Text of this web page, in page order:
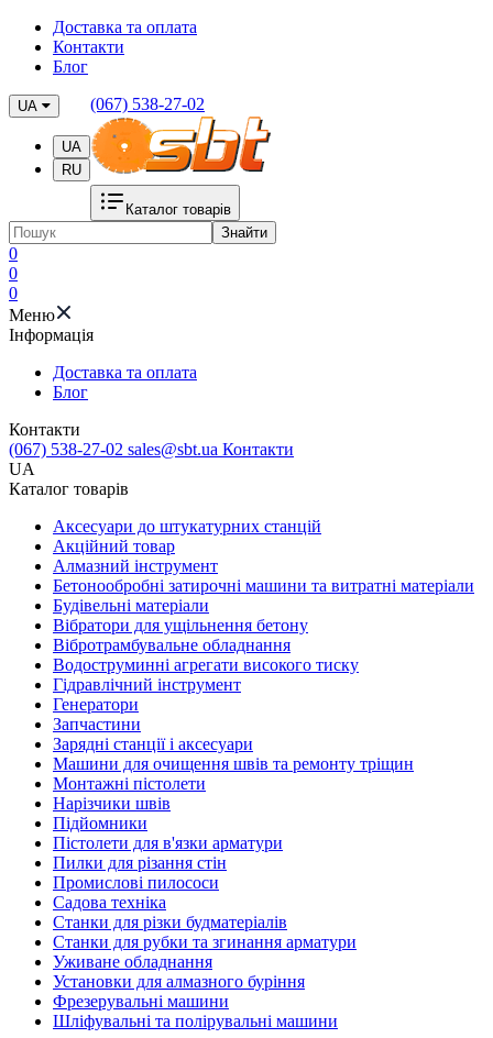
Доставка та оплата
Контакти
Блог
UA
UA
RU
(067) 538-27-02
Каталог товарів
Знайти
0
0
0
Меню
Iнформація
Доставка та оплата
Блог
Контакти
(067) 538-27-02 sales@sbt.ua Контакти
UA
Каталог товарів
Аксесуари до штукатурних станцій
Акційний товар
Алмазний інструмент
Бетонообробні затирочні машини та витратні матеріали
Будівельні матеріали
Вібратори для ущільнення бетону
Вібротрамбувальне обладнання
Водоструминні агрегати високого тиску
Гідравлічний інструмент
Генератори
Запчастини
Зарядні станції і аксесуари
Машини для очищення швів та ремонту тріщин
Монтажні пістолети
Нарізчики швів
Підйомники
Пістолети для в'язки арматури
Пилки для різання стін
Промислові пилососи
Садова техніка
Станки для різки будматеріалів
Станки для рубки та згинання арматури
Уживане обладнання
Установки для алмазного буріння
Фрезерувальні машини
Шліфувальні та полірувальні машини